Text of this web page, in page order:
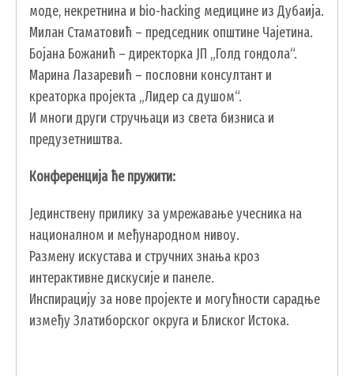
ПОДНОШЕЊЕ ЗАХТЕВА УРБАНИЗАМ
ГИС ЧАЈЕТИНА
ПОСТАВИТЕ НАМ ПИТАЊЕ
ДОКУМЕНТА
моде, некретнина и bio-hacking медицине из Дубаија.
Милан Стаматовић – председник општине Чајетина.
Бојана Божанић – директорка ЈП „Голд гондола“.
Марина Лазаревић – пословни консултант и
креаторка пројекта „Лидер са душом“.
И многи други стручњаци из света бизниса и
предузетништва.
Конференција ће пружити:
Јединствену прилику за умрежавање учесника на
националном и међународном нивоу.
Размену искустава и стручних знања кроз
интерактивне дискусије и панеле.
Инспирацију за нове пројекте и могућности сарадње
између Златиборског округа и Блиског Истока.